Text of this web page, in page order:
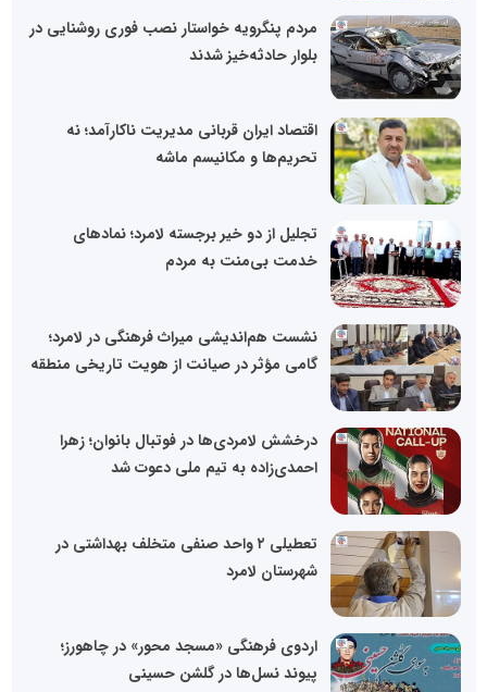
مردم پنگرویه خواستار نصب فوری روشنایی در
بلوار حادثه‌خیز شدند
اقتصاد ایران قربانی مدیریت ناکارآمد؛ نه
تحریم‌ها و مکانیسم ماشه
تجلیل از دو خیر برجسته لامرد؛ نمادهای
خدمت بی‌منت به مردم
نشست هم‌اندیشی میراث فرهنگی در لامرد؛
گامی مؤثر در صیانت از هویت تاریخی منطقه
درخشش لامردی‌ها در فوتبال بانوان؛ زهرا
احمدی‌زاده به تیم ملی دعوت شد
تعطیلی ٢ واحد صنفی متخلف بهداشتی در
شهرستان لامرد
اردوی فرهنگی «مسجد محور» در چاهورز؛
پیوند نسل‌ها در گلشن حسینی